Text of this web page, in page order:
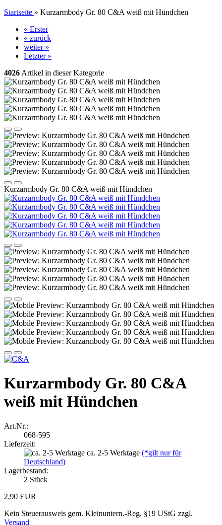
Startseite » Kurzarmbody Gr. 80 C&A weiß mit Hündchen
« Erster
« zurück
weiter »
Letzter »
4026 Artikel in dieser Kategorie
Kurzarmbody Gr. 80 C&A weiß mit Hündchen
Kurzarmbody Gr. 80 C&A
weiß mit Hündchen
Art.Nr.:
068-595
Lieferzeit:
ca. 2-5 Werktage (*gilt nur für
Deutschland)
Lagerbestand:
2 Stück
2,90 EUR
Kein Steuerausweis gem. Kleinuntern.-Reg. §19 UStG zzgl.
Versand